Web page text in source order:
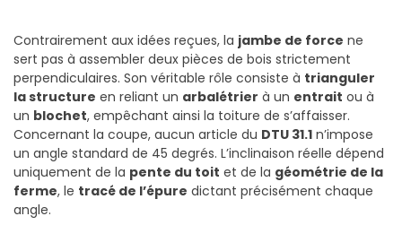
Contrairement aux idées reçues, la jambe de force ne
sert pas à assembler deux pièces de bois strictement
perpendiculaires. Son véritable rôle consiste à trianguler
la structure en reliant un arbalétrier à un entrait ou à
un blochet, empêchant ainsi la toiture de s’affaisser.
Concernant la coupe, aucun article du DTU 31.1 n’impose
un angle standard de 45 degrés. L’inclinaison réelle dépend
uniquement de la pente du toit et de la géométrie de la
ferme, le tracé de l’épure dictant précisément chaque
angle.